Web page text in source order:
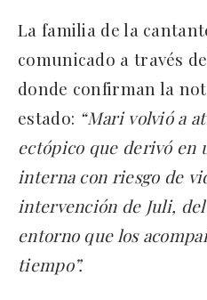
La familia de la
comunicado a través
donde confirman la
estado: “Mari volvió a
ectópico que derivó en
interna con riesgo de
intervención de Juli,
entorno que los
tiempo”.